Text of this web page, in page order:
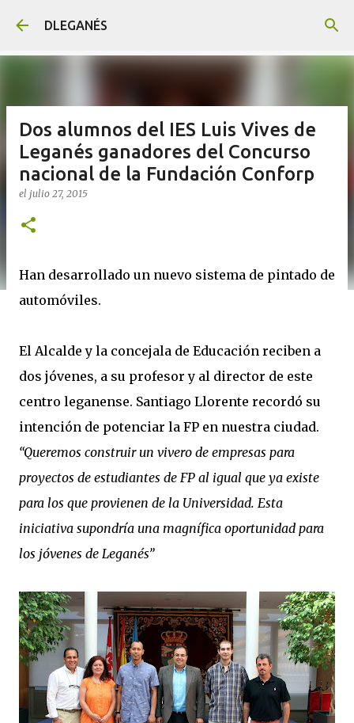
DLEGANÉS
Dos alumnos del IES Luis Vives de
Leganés ganadores del Concurso
nacional de la Fundación Conforp
el julio 27, 2015
Han desarrollado un nuevo sistema de pintado de
automóviles.
El Alcalde y la concejala de Educación reciben a
dos jóvenes, a su profesor y al director de este
centro leganense. Santiago Llorente recordó su
intención de potenciar la FP en nuestra ciudad.
“Queremos construir un vivero de empresas para
proyectos de estudiantes de FP al igual que ya existe
para los que provienen de la Universidad. Esta
iniciativa supondría una magnífica oportunidad para
los jóvenes de Leganés”